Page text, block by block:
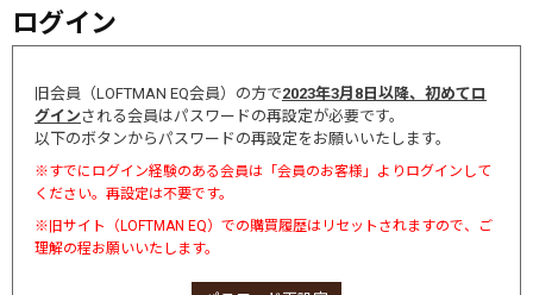
ログイン
旧会員（LOFTMAN EQ会員）の方で2023年3月8日以降、初めてロ
グインされる会員はパスワードの再設定が必要です。
以下のボタンからパスワードの再設定をお願いいたします。
※すでにログイン経験のある会員は「会員のお客様」よりログインして
ください。再設定は不要です。
※旧サイト（LOFTMAN EQ）での購買履歴はリセットされますので、ご
理解の程お願いいたします。